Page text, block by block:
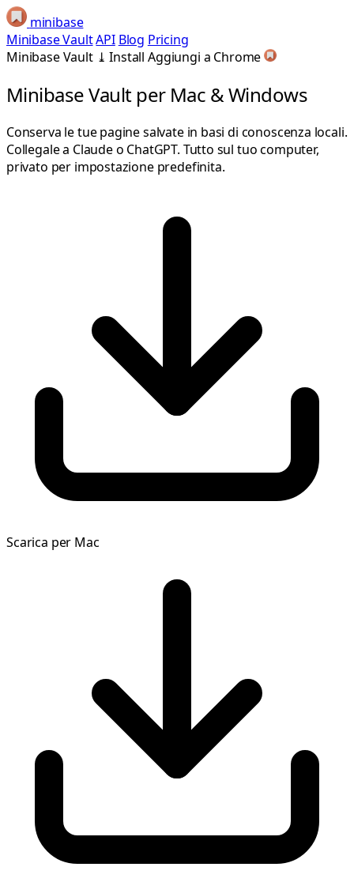
minibase
Minibase VaultAPI Blog Pricing
Minibase Vault ⤓ Install Aggiungi a Chrome
Minibase Vault per Mac & Windows
Conserva le tue pagine salvate in basi di conoscenza locali.
Collegale a Claude o ChatGPT. Tutto sul tuo computer,
privato per impostazione predefinita.
Scarica per Mac